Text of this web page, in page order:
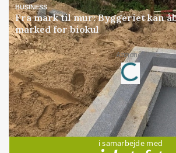
BUSINESS
Fra mark til mur: Byggeriet kan
marked for biokul
Annonce
Loading...
Jobs
i samarbejde med